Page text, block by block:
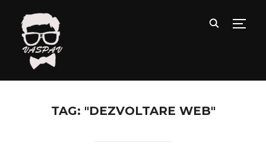
TAG: "DEZVOLTARE WEB"